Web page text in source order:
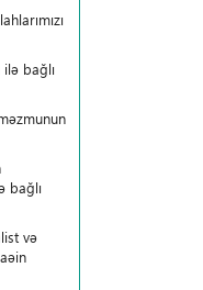
bağlı
bağlı
və